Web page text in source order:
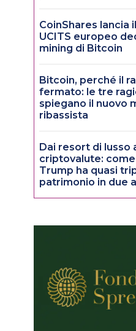
CoinShares lancia
UCITS europeo
mining di Bitcoin
Bitcoin, perché il
fermato: le tre
spiegano il nuovo
ribassista
Dai resort di lusso
criptovalute: come
Trump ha quasi
patrimonio in due